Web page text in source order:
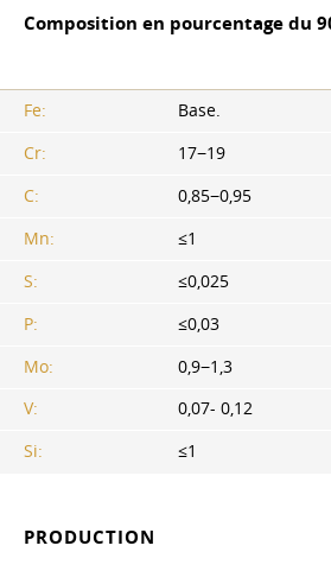
Composition en pourcentage du
Fe:
Base.
Cr:
17−19
C:
0,85−0,95
Mn:
≤1
S:
≤0,025
P:
≤0,03
Mo:
0,9−1,3
V:
0,07- 0,12
Si:
≤1
PRODUCTION